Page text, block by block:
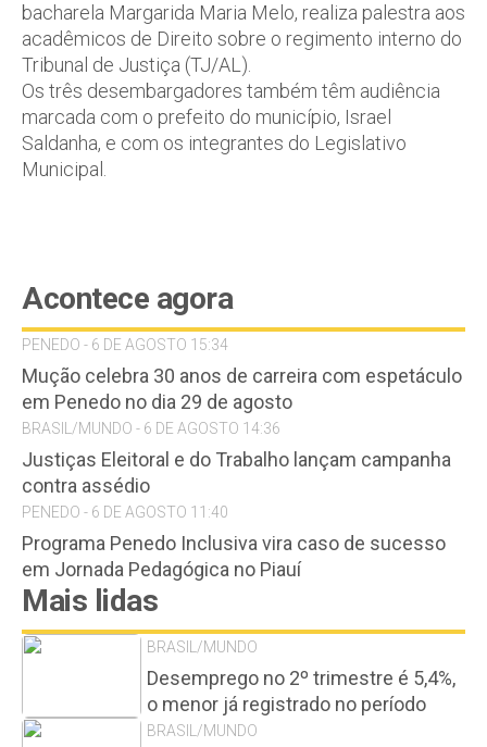
bacharela Margarida Maria Melo, realiza palestra aos
acadêmicos de Direito sobre o regimento interno do
Tribunal de Justiça (TJ/AL).
Os três desembargadores também têm audiência
marcada com o prefeito do município, Israel
Saldanha, e com os integrantes do Legislativo
Municipal.
Acontece agora
PENEDO - 6 DE AGOSTO 15:34
Mução celebra 30 anos de carreira com espetáculo
em Penedo no dia 29 de agosto
BRASIL/MUNDO - 6 DE AGOSTO 14:36
Justiças Eleitoral e do Trabalho lançam campanha
contra assédio
PENEDO - 6 DE AGOSTO 11:40
Programa Penedo Inclusiva vira caso de sucesso
em Jornada Pedagógica no Piauí
Mais lidas
BRASIL/MUNDO
Desemprego no 2º trimestre é 5,4%,
o menor já registrado no período
BRASIL/MUNDO